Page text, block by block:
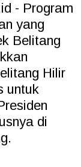
- Program
yang
Belitang
Hilir
untuk
di